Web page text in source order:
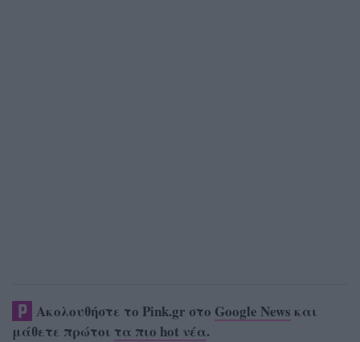
Ακολουθήστε το Pink.gr στο Google News και
μάθετε πρώτοι τα πιο hot νέα.